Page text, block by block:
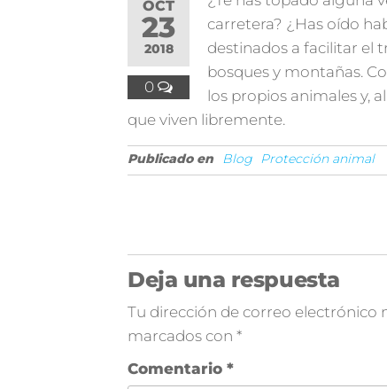
OCT
23
2018
0
carretera? ¿Has oído
destinados a facilitar el
bosques y montañas.
los propios animales y,
que viven libremente.
Publicado en Blog Protección animal
Deja una respuesta
Tu dirección de correo electrónico
marcados con*
Comentario*